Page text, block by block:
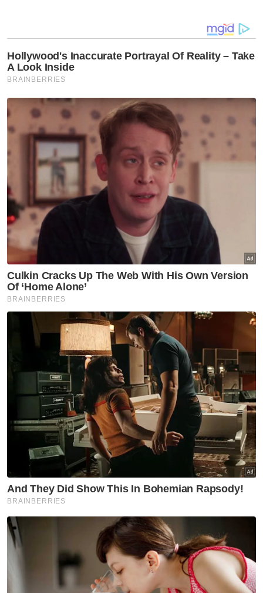
Artikel Berkaitan:
KDN tamatkan kontrak NIISe kendalian Iris Corp
berkuat kuasa serta-merta
Akta Pemansuhan Hukuman Mati Mandatori 2023
berkuat kuasa esok
Ahmad Shabery dilantik Pengerusi Felda
Muat turun aplikasi Sinar Harian. Klik di sini!
Harap bantu kajian selidik kami dan
dapatkan baucar tunai.
×
ahli isi rumah anda?
Kurang daripada RM3,500
RM3,500 - RM5,000
RM5,001 - RM8,000
RM8,001 - RM12,000
RM12,001 - RM16,000
Lebih daripada RM16,000
Tidak rela berkata
Masuk | Daftar VPoints:
PUNB
Ahmad Nazlan Idris
Artikel Disyorkan